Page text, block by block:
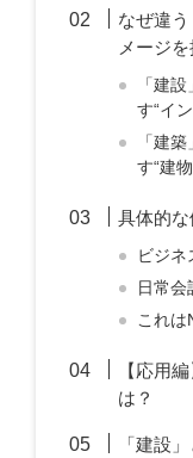
なぜ違
メージ
「建
す“イ
「建
す“建
具体的
ビジネ
日常会
これは
【応用
は？
「建設